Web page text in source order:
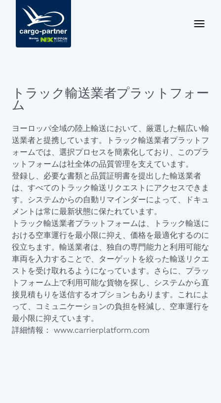
トラック輸送業者プラットフォー
ム
ヨーロッパ全域の陸上輸送において、厳選した幅広い輸
送業者と提携しています。トラック輸送業者プラットフ
ォームでは、選択プロセスを簡素化しており、このプラ
ットフォームは社全体の品質管理を支えています。
登録し、必要な書類と品質証明書を提出した輸送業者
は、すべてのトラック輸送リクエストにアクセスできま
す。システムからの自動リマインダーによって、ドキュ
メントは常に最新状態に保たれています。
トラック輸送業者プラットフォームは、トラック輸送に
おける空車運行を最小限に抑え、価格を最適化するのに
役立ちます。輸送業者は、独自の専門能力と利用可能な
車両を入力することで、ターゲットを絞った輸送リクエ
ストを受け取れるようになっています。さらに、プラッ
トフォーム上で利用可能な貨物を探し、システムから直
接見積もりを送信するオプションもあります。これによ
って、コミュニケーションの負担を軽減し、空車運行を
最小限に抑えています。
詳細情報： www.carrierplatform.com